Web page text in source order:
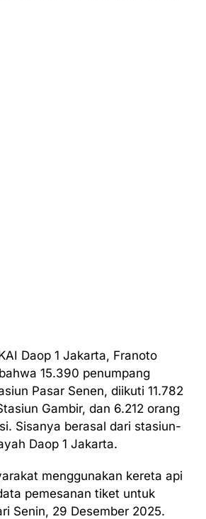
Daop 1 Jakarta, Franoto
15.390 penumpang
Pasar Senen, diikuti 11.782
Gambir, dan 6.212 orang
Sisanya berasal dari stasiun-
Daop 1 Jakarta.
menggunakan kereta api
pemesanan tiket untuk
Senin, 29 Desember 2025.